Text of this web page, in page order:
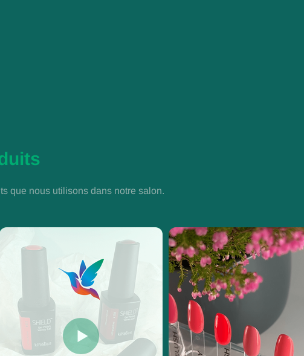
que nous utilisons dans notre salon.